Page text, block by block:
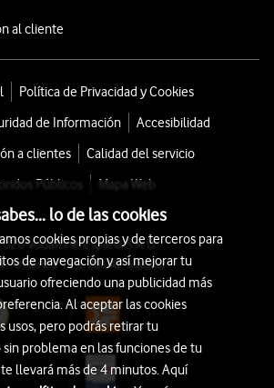
al cliente
Política de Privacidad y Cookies
de Información
Accesibilidad
a clientes
Calidad del servicio
Públicos
Mapa Web
Vodafone España S.A.U.
América 115, 28042 Madrid
lo de las cookies
cookies propias y de terceros para
de navegación y así mejorar tu
ofreciendo una publicidad más
Al aceptar las cookies
usos, pero podrás retirar tu
problema en las funciones de tu
llevará más de 4 minutos. Aquí